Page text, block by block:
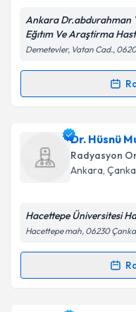
Kişisel
Metni'ni
Ankara Dr.abdurahman
Eğıtım Ve Araştirma
Demetevler, Vatan Cad.,
Randevu
Dr. Nuri Usluiçin
Size bu uzmandan
hazırlandığında e-
Kişisel
Metni'ni
Dr. Hüsnü
Radyasyon
Ankara,
Hacettepe Üniversitesi
Hacettepe mah, 06230
Randevu